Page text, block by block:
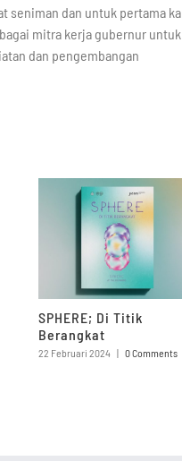
seniman dan untuk pertama
mitra kerja gubernur untuk
dan pengembangan
SPHERE; Di Titik
Berangkat
22 Februari 2024 | 0 Comments